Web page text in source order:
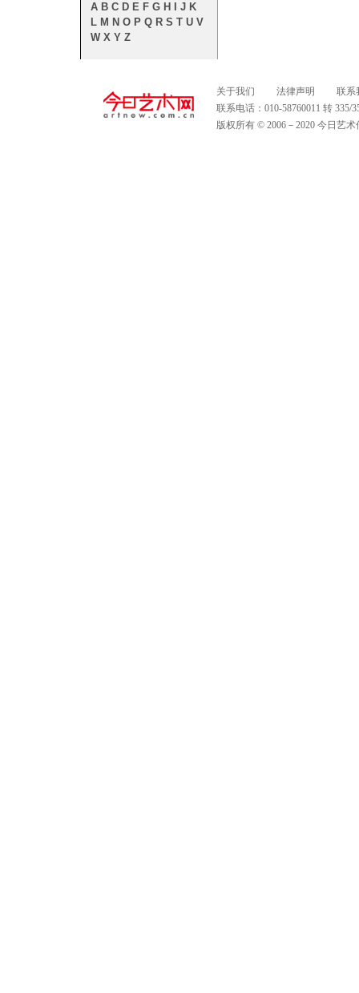
A B C D E F G H J K
L M N O P Q R S T U V
W X Y Z
关于我们 法律声明
联系
联系电话：010-58760011 转
版权所有 © 2006－2020 今日艺